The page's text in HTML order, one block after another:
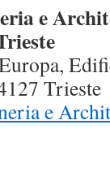
e
Trieste
e